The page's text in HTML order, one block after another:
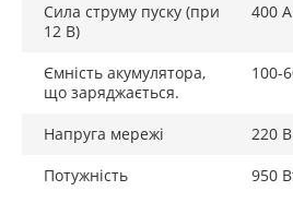
Сила струму пуску (при
12 В)
400 А
Ємність акумулятора,
що заряджається.
100-
Напруга мережі
220 В
Потужність
950